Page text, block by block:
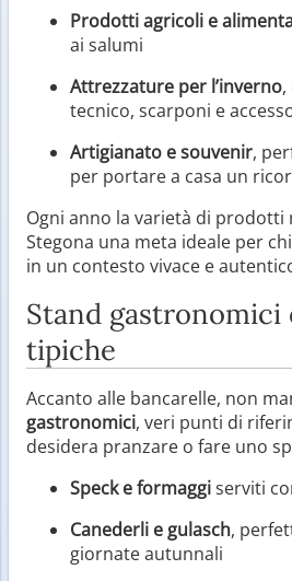
Prodotti agricoli e
ai salumi
Attrezzature per l’inverno
tecnico, scarponi e
Artigianato e souvenir,
per portare a casa un
Ogni anno la varietà di prodotti
Stegona una meta ideale per
in un contesto vivace e
Stand gastronomici
tipiche
Accanto alle bancarelle, non
gastronomici, veri punti di
desidera pranzare o fare uno
Speck e formaggiserviti
Canederli e gulasch,
giornate autunnali